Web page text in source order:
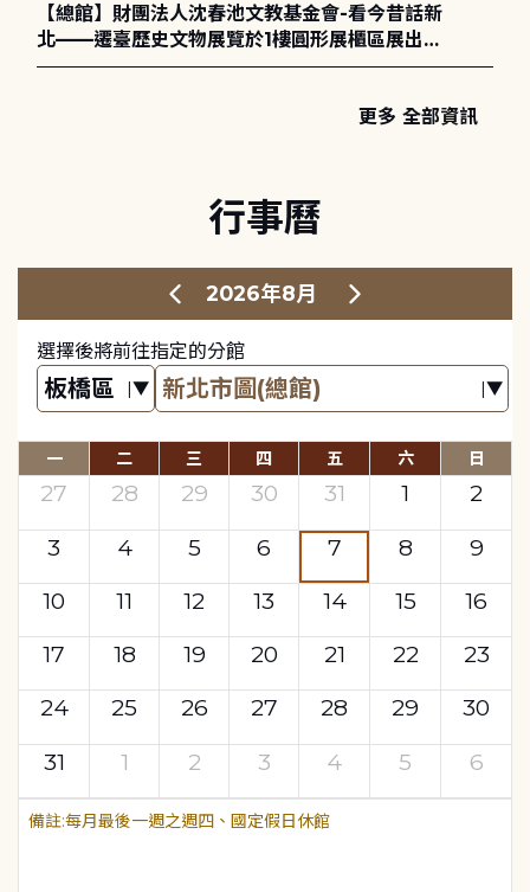
【總館】財團法人沈春池文教基金會-看今昔話新
北——遷臺歷史文物展覽於1樓圓形展櫃區展出，
歡迎一同觀展！
更多 全部資訊
行事曆
2026年8月
選擇後將前往指定的分館
一 二 三 四 五 六 日
27 28 29 30 31 1
2
3
4 5 6 7 8
9
10
11 12 13 14 15
16
17
18 19 20 21 22
23
24
25 26 27 28 29
30
31
1 2 3 4 5 6
每月最後一週之週四、國定假日休館